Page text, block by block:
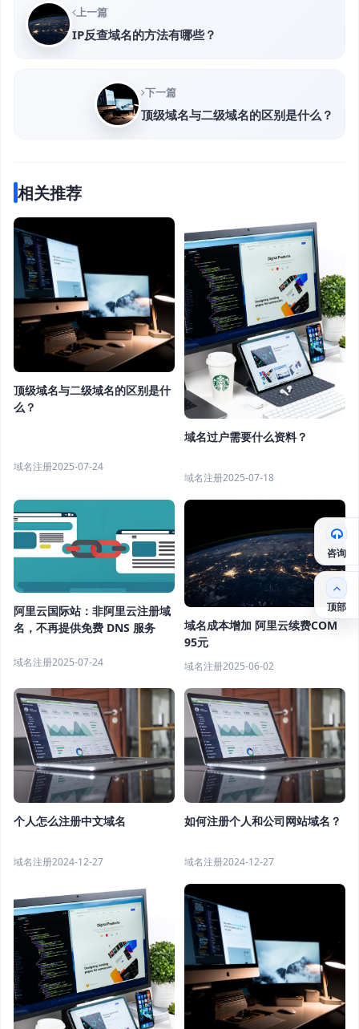
上一篇
IP反查域名的方法有哪些？
下一篇
顶级域名与二级域名的区别是什么？
相关推荐
顶级域名与二级域名的区别是什
么？
域名注册2025-07-24
域名过户需要什么资料？
域名注册2025-07-18
阿里云国际站：非阿里云注册域
名，不再提供免费 DNS 服务
域名注册2025-07-24
域名成本增加 阿里云续费COM
95元
域名注册2025-06-02
个人怎么注册中文域名
域名注册2024-12-27
如何注册个人和公司网站域名？
域名注册2024-12-27
咨询
顶部